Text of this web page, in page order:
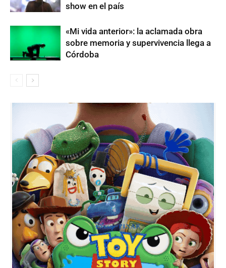
show en el país
«Mi vida anterior»: la aclamada obra
sobre memoria y supervivencia llega a
Córdoba